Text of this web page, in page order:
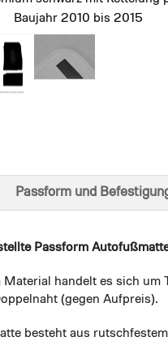
Baujahr 2010 bis 2015
Passform
Material handelt es sich
(gegen Aufpreis).
besteht aus
Passform und